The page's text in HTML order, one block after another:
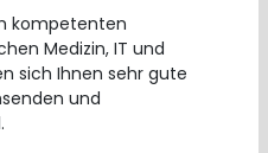
kompetenten
Medizin, IT und
sich Ihnen sehr gute
und